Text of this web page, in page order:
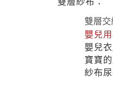
雙層
嬰兒
嬰兒
寶寶
紗布